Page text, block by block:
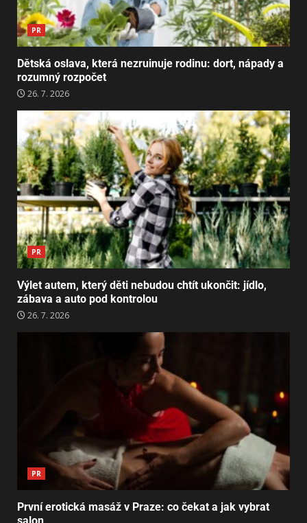
PR
Dětská oslava, která nezruinuje rodinu: dort, nápady a
rozumný rozpočet
26. 7. 2026
PR
Výlet autem, který děti nebudou chtít ukončit: jídlo,
zábava a auto pod kontrolou
26. 7. 2026
PR
První erotická masáž v Praze: co čekat a jak vybrat
salon